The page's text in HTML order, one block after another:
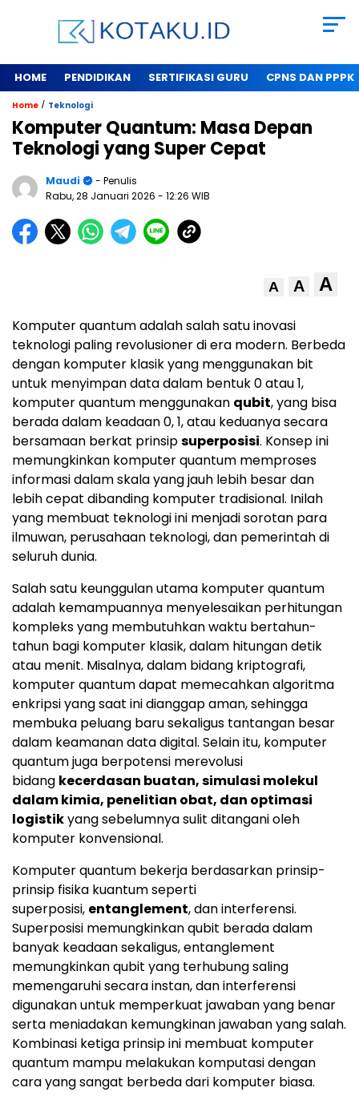
HOME PENDIDIKAN SERTIFIKASI GURU CPNS DAN PPPK
Home / Teknologi
Komputer Quantum: Masa Depan
Teknologi yang Super Cepat
Maudi
- Penulis
Rabu, 28 Januari 2026 - 12:26 WIB
A A A
Komputer quantum adalah salah satu inovasi
teknologi paling revolusioner di era modern. Berbeda
dengan komputer klasik yang menggunakan bit
untuk menyimpan data dalam bentuk 0 atau 1,
komputer quantum menggunakan qubit, yang bisa
berada dalam keadaan 0, 1, atau keduanya secara
bersamaan berkat prinsipsuperposisi. Konsep ini
memungkinkan komputer quantum memproses
informasi dalam skala yang jauh lebih besar dan
lebih cepat dibanding komputer tradisional. Inilah
yang membuat teknologi ini menjadi sorotan para
ilmuwan, perusahaan teknologi, dan pemerintah di
seluruh dunia.
Salah satu keunggulan utama komputer quantum
adalah kemampuannya menyelesaikan perhitungan
kompleks yang membutuhkan waktu bertahun-
tahun bagi komputer klasik, dalam hitungan detik
atau menit. Misalnya, dalam bidang kriptografi,
komputer quantum dapat memecahkan algoritma
enkripsi yang saat ini dianggap aman, sehingga
membuka peluang baru sekaligus tantangan besar
dalam keamanan data digital. Selain itu, komputer
quantum juga berpotensi merevolusi
bidang kecerdasan buatan, simulasi molekul
dalam kimia, penelitian obat, dan optimasi
logistikyang sebelumnya sulit ditangani oleh
komputer konvensional.
Komputer quantum bekerja berdasarkan prinsip-
prinsip fisika kuantum seperti
superposisi, entanglement, dan interferensi.
Superposisi memungkinkan qubit berada dalam
banyak keadaan sekaligus, entanglement
memungkinkan qubit yang terhubung saling
memengaruhi secara instan, dan interferensi
digunakan untuk memperkuat jawaban yang benar
serta meniadakan kemungkinan jawaban yang salah.
Kombinasi ketiga prinsip ini membuat komputer
quantum mampu melakukan komputasi dengan
cara yang sangat berbeda dari komputer biasa.